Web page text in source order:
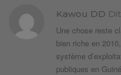
Kawou DD Dit
Une chose reste
bien riche en
système
publiques en